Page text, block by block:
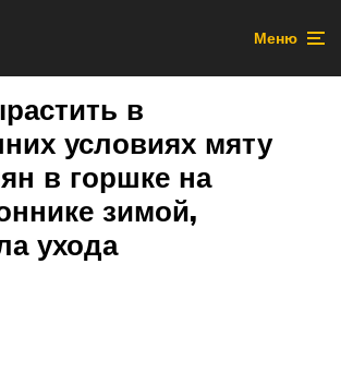
Меню
в
условиях мяту
в горшке на
зимой,
ухода